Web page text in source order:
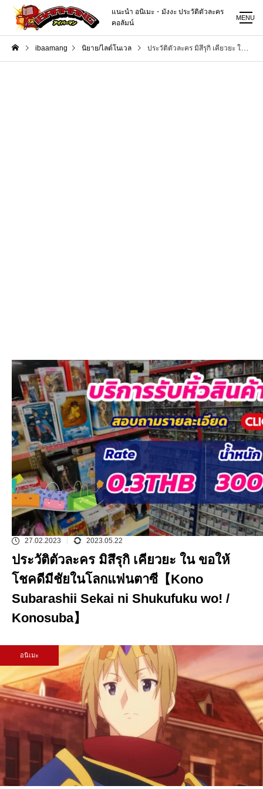
แนะนำ อนิเมะ・มังงะ ประวัติตัวละคร
คอลัมน์
MENU
ibaamang นิยาย/ไลต์โนเวล ประวัติตัวละคร มิสึรุกิ เคียวยะ ใน ขอให้โชคดีมีชัยในโลกแฟนตาซี【Kono Subarashii Sekai ni Shukufuku wo! / Konosuba】
27.02.2023 2023.05.22
ประวัติตัวละคร มิสึรุกิ เคียวยะ ใน ขอให้
โชคดีมีชัยในโลกแฟนตาซี【Kono
Subarashii Sekai ni Shukufuku wo! /
Konosuba】
อนิเมะ